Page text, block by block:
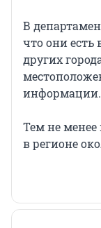
В
что они есть
других
информации.
Тем не менее
в регионе